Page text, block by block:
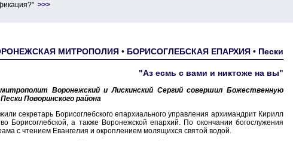
>>>
МИТРОПОЛИЯ • БОРИСОГЛЕБСКАЯ ЕПАРХИЯ • Пески
"Аз есмь с вами и никтоже на вы"
Воронежский и Лискинский Сергий совершил Божественную
Поворинского района
секретарь Борисоглебского епархиального управления архимандрит Кирилл
Борисоглебской, а также Воронежской епархий. По окончании богослужения
с чтением Евангелия и окроплением молящихся святой водой.